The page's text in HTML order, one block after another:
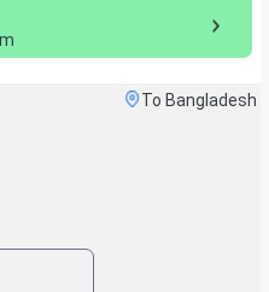
To Bangladesh